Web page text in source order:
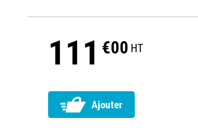
111 €00 HT
Ajouter